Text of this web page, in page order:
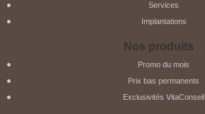
Services
Implantations
Nos produits
Promo du mois
Prix bas permanents
Exclusivités VitaConseil